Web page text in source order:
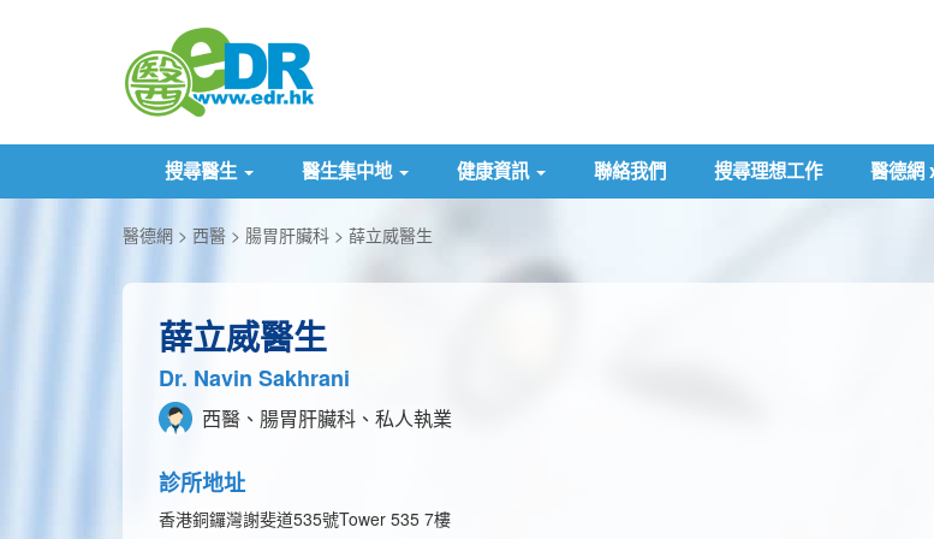
搜尋醫生 醫生集中地 健康資訊 聯絡我們 搜尋理想工作 醫德網
醫德網 西醫 腸胃肝臟科 薛立威醫生
薛立威醫生
Dr. Navin Sakhrani
西醫、腸胃肝臟科、私人執業
診所地址
香港銅鑼灣謝斐道535號Tower 535 7樓